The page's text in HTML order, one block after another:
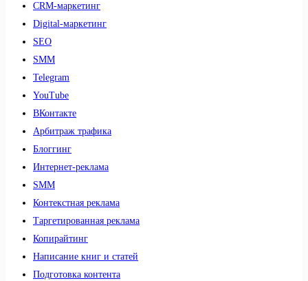
CRM-маркетинг
Digital-маркетинг
SEO
SMM
Telegram
YouTube
ВКонтакте
Арбитраж трафика
Блоггинг
Интернет-реклама
SMM
Контекстная реклама
Таргетированная реклама
Копирайтинг
Написание книг и статей
Подготовка контента